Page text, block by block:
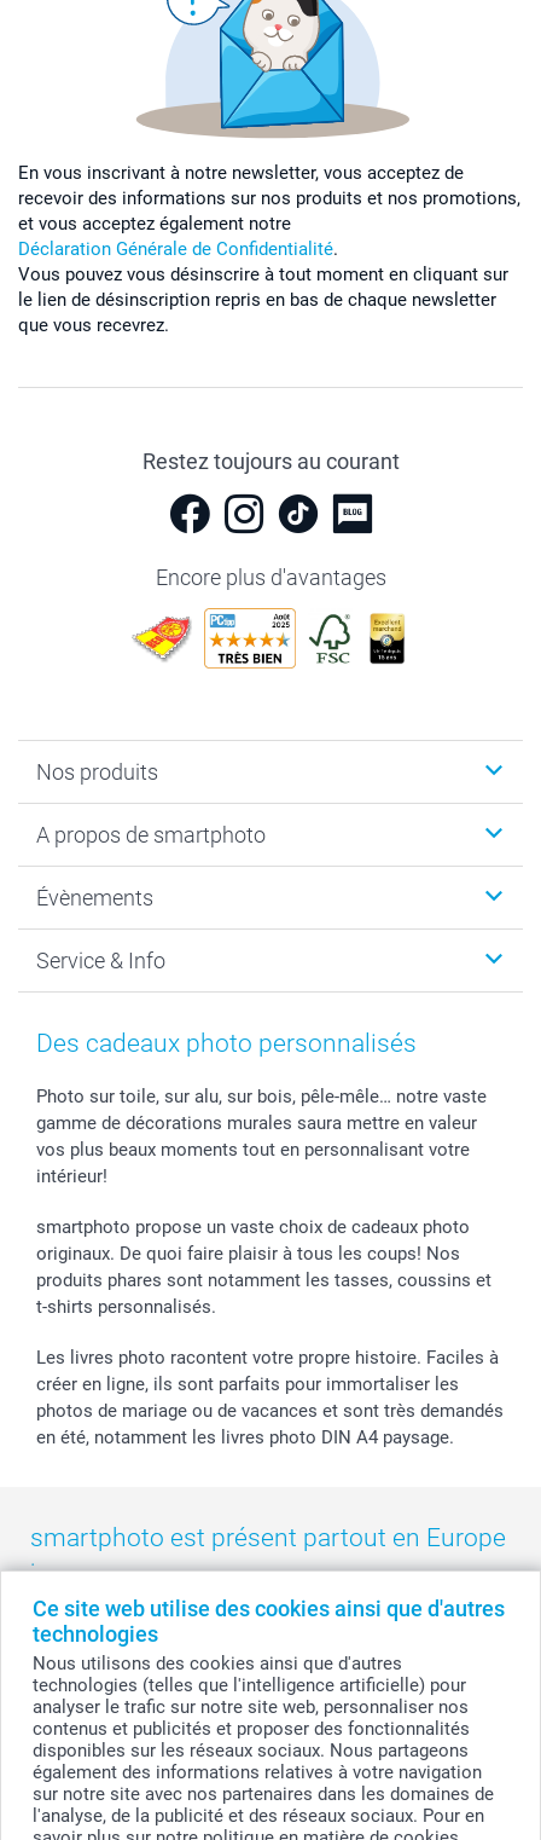
Ce site web utilise des cookies ainsi que d'autres
technologies
Nous utilisons des cookies ainsi que d'autres
technologies (telles que l'intelligence artificielle) pour
analyser le trafic sur notre site web, personnaliser nos
contenus et publicités et proposer des fonctionnalités
disponibles sur les réseaux sociaux. Nous partageons
également des informations relatives à votre navigation
sur notre site avec nos partenaires dans les domaines de
l'analyse, de la publicité et des réseaux sociaux. Pour en
En vous inscrivant à notre newsletter, vous acceptez de
recevoir des informations sur nos produits et nos promotions,
et vous acceptez également notre
Déclaration Générale de Confidentialité.
Vous pouvez vous désinscrire à tout moment en cliquant sur
le lien de désinscription repris en bas de chaque newsletter
que vous recevrez.
Restez toujours au courant
Encore plus d'avantages
Nos produits
Cadeaux photo
MyNameBook
Développement photo & Tirage photo
Cadres photo & accessoires déco
Stickers & Etiquettes
Chèque Cadeau
A propos de smartphoto
Durabilité
Gestion des cookies
Mentions Légales
Affiliation
Investor Relations
B2B smartbusiness
Évènements
Nouvel An
Fête des Mères
Confirmation ou communion
Mariage
Fête d'anniversaire
Tous les évènements
Service & Info
Tarifs et frais de livraison
Livraison en 48 heures
Modes de Paiement
Identifiez-vous
Statut de ma commande
smarfriends
smartgarantie
smartbonus
Des cadeaux photo personnalisés
Photo sur toile, sur alu, sur bois, pêle-mêle… notre vaste
gamme de décorations murales saura mettre en valeur
vos plus beaux moments tout en personnalisant votre
intérieur!
smartphoto propose un vaste choix de cadeaux photo
originaux. De quoi faire plaisir à tous les coups! Nos
produits phares sont notamment les tasses, coussins et
t-shirts personnalisés.
Les livres photo racontent votre propre histoire. Faciles à
créer en ligne, ils sont parfaits pour immortaliser les
photos de mariage ou de vacances et sont très demandés
en été, notamment les livres photo DIN A4 paysage.
smartphoto est présent partout en Europe
:
België - Belgique - Danmark - Deutschland - France - Ireland
- Nederland - Norge
Switzerland - Suomi - Sverige - United Kingdom
Other Countries
Tous les prix sont en francs suisses (CHF), TVA incluse et hors frais de port.